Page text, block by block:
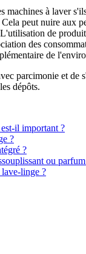
à laver
peut nuire aux
de
des
de
parcimonie et de
dépôts.
il important ?
?
?
ou
linge ?